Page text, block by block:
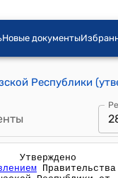
Новые документы